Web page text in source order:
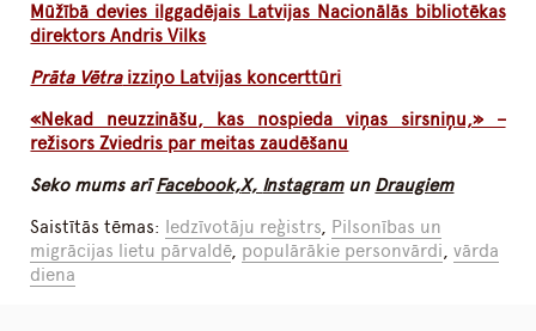
Mūžībā devies ilggadējais Latvijas Nacionālās bibliotēkas
direktors Andris Vilks
Prāta Vētraizziņo Latvijas koncerttūri
«Nekad neuzzināšu, kas nospieda viņas sirsniņu,» –
režisors Zviedris par meitas zaudēšanu
Seko mums arīFacebook,X, Instagramun Draugiem
Saistītās tēmas:
Iedzīvotāju reģistrs, Pilsonības un
migrācijas lietu pārvaldē, populārākie personvārdi,vārda
diena